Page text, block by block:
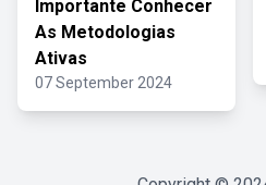
Importante Conhecer
As Metodologias
Ativas
07 September 2024